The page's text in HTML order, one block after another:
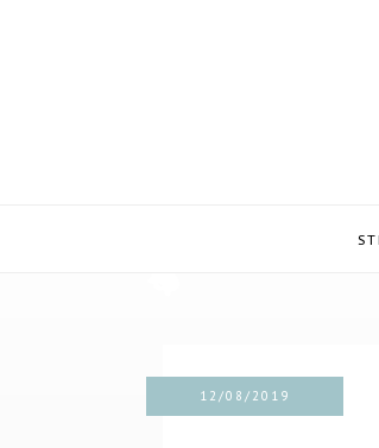
12/08/2019